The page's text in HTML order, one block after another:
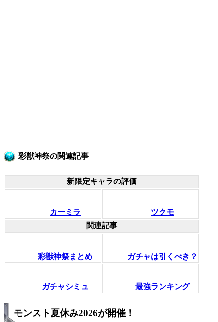
彩獣神祭の関連記事
新限定キャラの評価
カーミラ
ツクモ
関連記事
彩獣神祭まとめ ガチャは引くべき？
ガチャシミュ 最強ランキング
モンスト夏休み2026が開催！